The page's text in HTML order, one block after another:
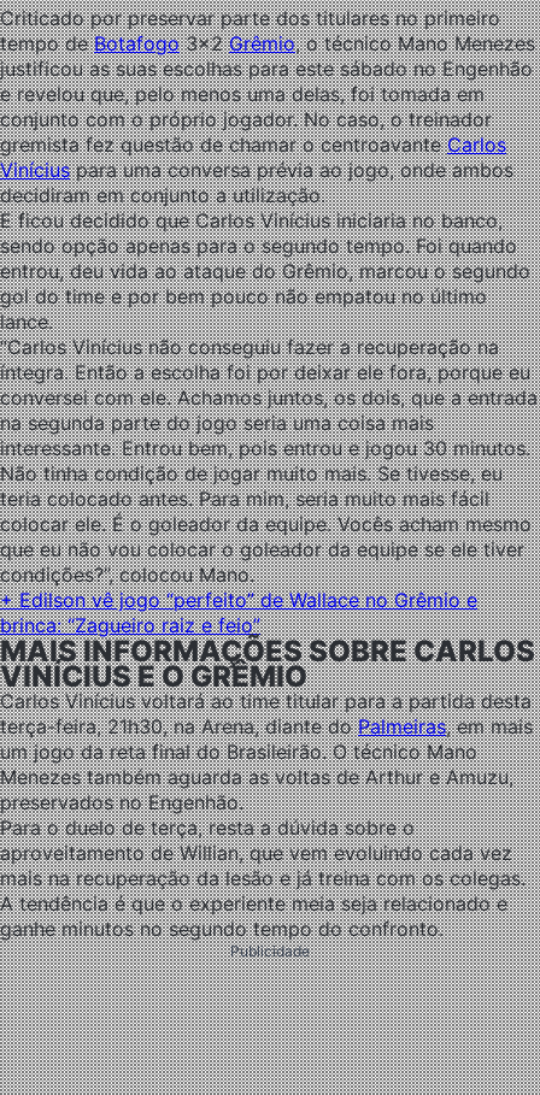
Criticado por preservar parte dos titulares no primeiro
tempo deBotafogo3×2Grêmio, o técnico Mano Menezes
justificou as suas escolhas para este sábado no Engenhão
e revelou que, pelo menos uma delas, foi tomada em
conjunto com o próprio jogador. No caso, o treinador
gremista fez questão de chamar o centroavanteCarlos
Viníciuspara uma conversa prévia ao jogo, onde ambos
decidiram em conjunto a utilização.
E ficou decidido que Carlos Vinícius iniciaria no banco,
sendo opção apenas para o segundo tempo. Foi quando
entrou, deu vida ao ataque do Grêmio, marcou o segundo
gol do time e por bem pouco não empatou no último
lance.
“Carlos Vinícius não conseguiu fazer a recuperação na
íntegra. Então a escolha foi por deixar ele fora, porque eu
conversei com ele. Achamos juntos, os dois, que a entrada
na segunda parte do jogo seria uma coisa mais
interessante. Entrou bem, pois entrou e jogou 30 minutos.
Não tinha condição de jogar muito mais. Se tivesse, eu
teria colocado antes. Para mim, seria muito mais fácil
colocar ele. É o goleador da equipe. Vocês acham mesmo
que eu não vou colocar o goleador da equipe se ele tiver
condições?”, colocou Mano.
+ Edilson vê jogo “perfeito” de Wallace no Grêmio e
brinca: “Zagueiro raiz e feio”
MAIS INFORMAÇÕES SOBRE CARLOS
VINÍCIUS E O GRÊMIO
Carlos Vinícius voltará ao time titular para a partida desta
terça-feira, 21h30, na Arena, diante doPalmeiras, em mais
um jogo da reta final do Brasileirão. O técnico Mano
Menezes também aguarda as voltas de Arthur e Amuzu,
preservados no Engenhão.
Para o duelo de terça, resta a dúvida sobre o
aproveitamento de Willian, que vem evoluindo cada vez
mais na recuperação da lesão e já treina com os colegas.
A tendência é que o experiente meia seja relacionado e
ganhe minutos no segundo tempo do confronto.
Publicidade